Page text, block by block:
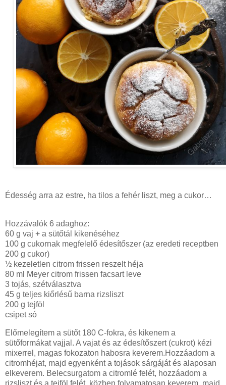
Édesség arra az estre, ha tilos a fehér liszt, meg a cukor…
Hozzávalók 6 adaghoz:
60 g vaj + a sütőtál kikenéséhez
100 g cukornak megfelelő édesítőszer (az eredeti receptben
200 g cukor)
½ kezeletlen citrom frissen reszelt héja
80 ml Meyer citrom frissen facsart leve
3 tojás, szétválasztva
45 g teljes kiőrlésű barna rizsliszt
200 g tejföl
csipet só
Előmelegítem a sütőt 180 C-fokra, és kikenem a
sütőformákat vajjal. A vajat és az édesítőszert (cukrot) kézi
mixerrel, magas fokozaton habosra keverem.Hozzáadom a
citromhéjat, majd egyenként a tojások sárgáját és alaposan
elkeverem. Belecsurgatom a citromlé felét, hozzáadom a
rizsliszt és a tejföl felét, közben folyamatosan keverem, majd